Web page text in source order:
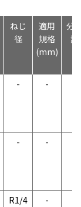
ねじ
径
適用
規格
(mm)
分
数
- -
- -
R1/4 -